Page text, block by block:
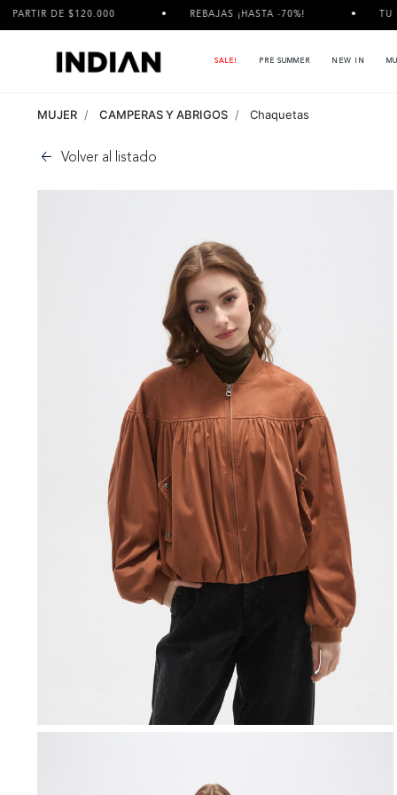
REBAJAS ¡HASTA -70%! TU PEDIDO PUEDE
SALE! PRE SUMMER NEW IN
MUJER CAMPERAS Y ABRIGOS Chaquetas
Volver al listado